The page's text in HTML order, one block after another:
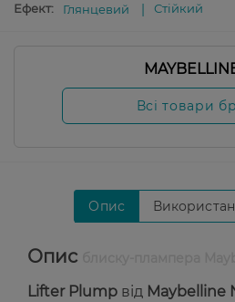
Ефект:
Глянцевий Стійкий
Всі товари
Опис
Опис
Lifter Plump від Maybelline